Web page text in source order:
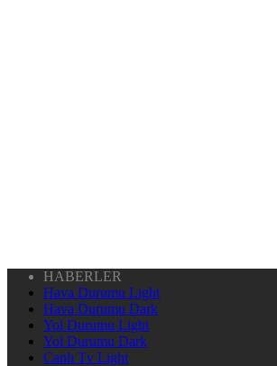
HABERLER
Hava Durumu Light
Hava Durumu Dark
Yol Durumu Light
Yol Durumu Dark
Canlı Tv Light